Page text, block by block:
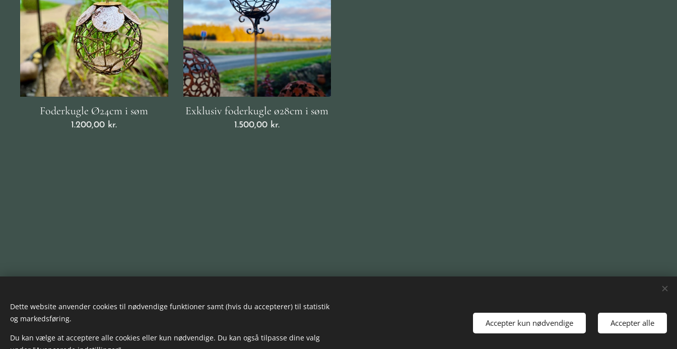
Foderkugle Ø24cm i søm
1.200,00 kr.
Exklusiv foderkugle ø28cm i søm
1.500,00 kr.
Dette website anvender cookies til nødvendige funktioner samt (hvis du accepterer) til statistik
og markedsføring.
Du kan vælge at acceptere alle cookies eller kun nødvendige. Du kan også tilpasse dine valg
Accepter kun nødvendige Accepter alle